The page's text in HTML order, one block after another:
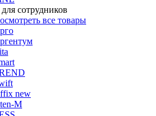
сотрудников
все товары
new
M